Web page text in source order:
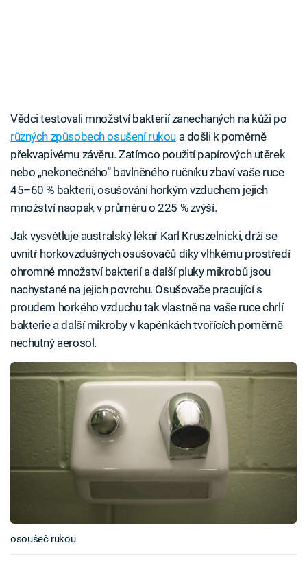
Vědci testovali množství bakterií zanechaných na kůži po
různých způsobech osušení rukoua došli k poměrně
překvapivému závěru. Zatímco použití papírových utěrek
nebo „nekonečného“ bavlněného ručníku zbaví vaše ruce
45–60 % bakterií, osušování horkým vzduchem jejich
množství naopak v průměru o 225 % zvýší.
Jak vysvětluje australský lékař Karl Kruszelnicki, drží se
uvnitř horkovzdušných osušovačů díky vlhkému prostředí
ohromné množství bakterií a další pluky mikrobů jsou
nachystané na jejich povrchu. Osušovače pracující s
proudem horkého vzduchu tak vlastně na vaše ruce chrlí
bakterie a další mikroby v kapénkách tvořících poměrně
nechutný aerosol.
osoušeč rukou